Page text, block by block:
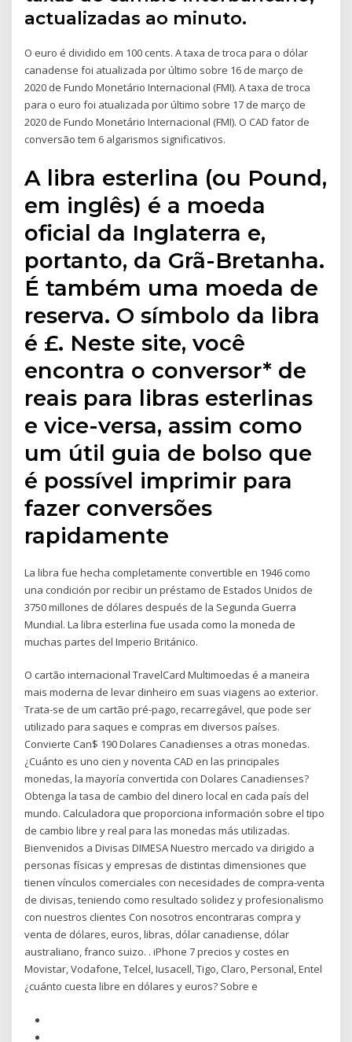
actualizadas ao minuto.
O euro é dividido em 100 cents. A taxa de troca para o dólar
canadense foi atualizada por último sobre 16 de março de
2020 de Fundo Monetário Internacional (FMI). A taxa de troca
para o euro foi atualizada por último sobre 17 de março de
2020 de Fundo Monetário Internacional (FMI). O CAD fator de
conversão tem 6 algarismos significativos.
A libra esterlina (ou Pound,
em inglês) é a moeda
oficial da Inglaterra e,
portanto, da Grã-Bretanha.
É também uma moeda de
reserva. O símbolo da libra
é £. Neste site, você
encontra o conversor* de
reais para libras esterlinas
e vice-versa, assim como
um útil guia de bolso que
é possível imprimir para
fazer conversões
rapidamente
La libra fue hecha completamente convertible en 1946 como
una condición por recibir un préstamo de Estados Unidos de
3750 millones de dólares después de la Segunda Guerra
Mundial. La libra esterlina fue usada como la moneda de
muchas partes del Imperio Británico.
O cartão internacional TravelCard Multimoedas é a maneira
mais moderna de levar dinheiro em suas viagens ao exterior.
Trata-se de um cartão pré-pago, recarregável, que pode ser
utilizado para saques e compras em diversos países.
Convierte Can$ 190 Dolares Canadienses a otras monedas.
¿Cuánto es uno cien y noventa CAD en las principales
monedas, la mayoría convertida con Dolares Canadienses?
Obtenga la tasa de cambio del dinero local en cada país del
mundo. Calculadora que proporciona información sobre el tipo
de cambio libre y real para las monedas más utilizadas.
Bienvenidos a Divisas DIMESA Nuestro mercado va dirigido a
personas físicas y empresas de distintas dimensiones que
tienen vínculos comerciales con necesidades de compra-venta
de divisas, teniendo como resultado solidez y profesionalismo
con nuestros clientes Con nosotros encontraras compra y
venta de dólares, euros, libras, dólar canadiense, dólar
australiano, franco suizo. . iPhone 7 precios y costes en
Movistar, Vodafone, Telcel, Iusacell, Tigo, Claro, Personal, Entel
¿cuánto cuesta libre en dólares y euros? Sobre e